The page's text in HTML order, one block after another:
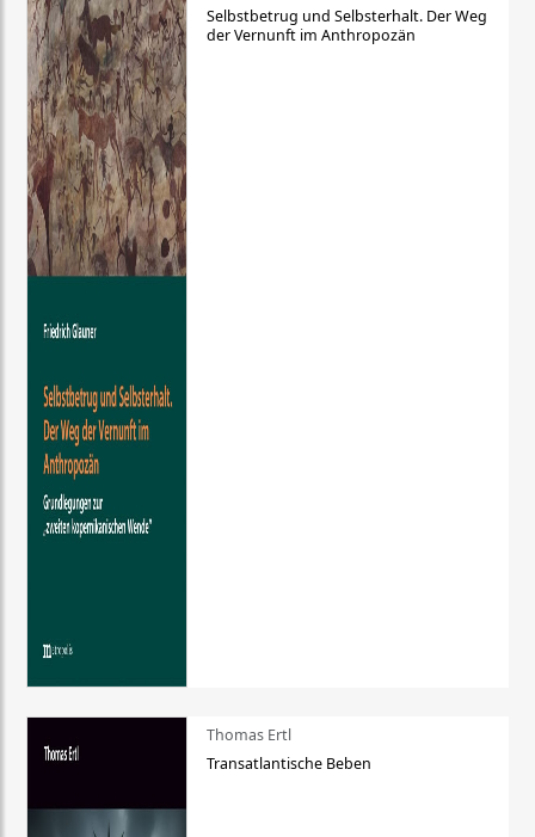
Selbstbetrug und Selbsterhalt. Der Weg
der Vernunft im Anthropozän
Thomas Ertl
Transatlantische Beben